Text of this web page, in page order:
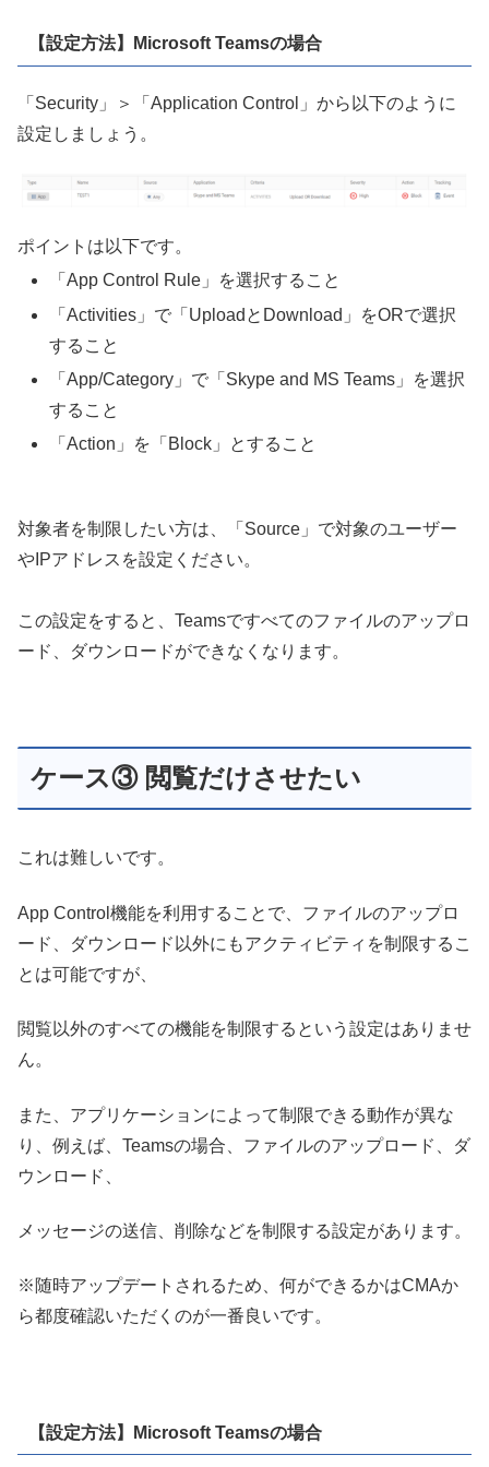
【設定方法】Microsoft Teamsの場合
「Security」＞「Application Control」から以下のように
設定しましょう。
ポイントは以下です。
「App Control Rule」を選択すること
「Activities」で「UploadとDownload」をORで選択
すること
「App/Category」で「Skype and MS Teams」を選択
すること
「Action」を「Block」とすること
対象者を制限したい方は、「Source」で対象のユーザー
やIPアドレスを設定ください。
この設定をすると、Teamsですべてのファイルのアップロ
ード、ダウンロードができなくなります。
ケース③ 閲覧だけさせたい
これは難しいです。
App Control機能を利用することで、ファイルのアップロ
ード、ダウンロード以外にもアクティビティを制限するこ
とは可能ですが、
閲覧以外のすべての機能を制限するという設定はありませ
ん。
また、アプリケーションによって制限できる動作が異な
り、例えば、Teamsの場合、ファイルのアップロード、ダ
ウンロード、
メッセージの送信、削除などを制限する設定があります。
※随時アップデートされるため、何ができるかはCMAか
ら都度確認いただくのが一番良いです。
【設定方法】Microsoft Teamsの場合